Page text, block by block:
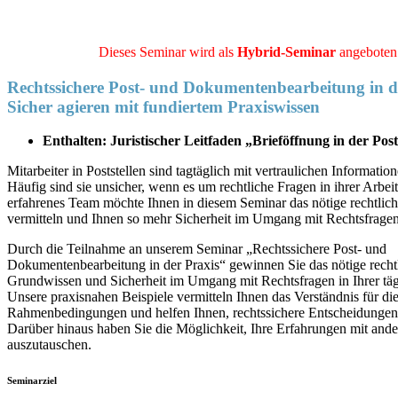
Dieses Seminar wird als Hybrid-Seminar
Rechtssichere Post- und Dokumentenbearbeitung in
Sicher agieren mit fundiertem Praxiswissen
Enthalten: Juristischer Leitfaden „Brieföffnung in der
Mitarbeiter in Poststellen sind tagtäglich mit vertraulichen
Häufig sind sie unsicher, wenn es um rechtliche Fragen in ihrer
erfahrenes Team möchte Ihnen in diesem Seminar das nötige
vermitteln und Ihnen so mehr Sicherheit im Umgang mit
Durch die Teilnahme an unserem Seminar „Rechtssichere Post- und
Dokumentenbearbeitung in der Praxis“ gewinnen Sie das nötige
Grundwissen und Sicherheit im Umgang mit Rechtsfragen in Ihrer
Unsere praxisnahen Beispiele vermitteln Ihnen das Verständnis für
Rahmenbedingungen und helfen Ihnen, rechtssichere
Darüber hinaus haben Sie die Möglichkeit, Ihre Erfahrungen mit
auszutauschen.
Seminarziel